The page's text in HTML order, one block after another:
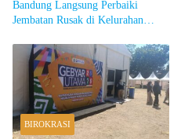
Bandung Langsung Perbaiki
Jembatan Rusak di Kelurahan
BIROKRASI